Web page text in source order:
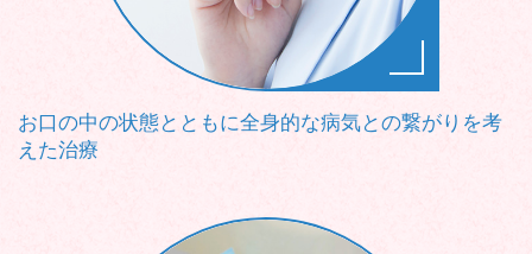
お口の中の状態とともに全身的な病気との繋がりを考
えた治療